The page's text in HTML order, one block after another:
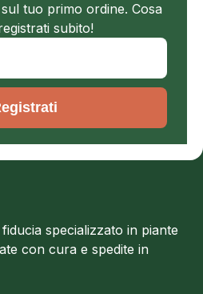
tuo primo ordine. Cosa
subito!
specializzato in piante
con cura e spedite in